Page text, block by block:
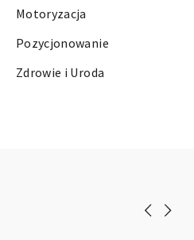
Motoryzacja
Pozycjonowanie
Zdrowie i Uroda